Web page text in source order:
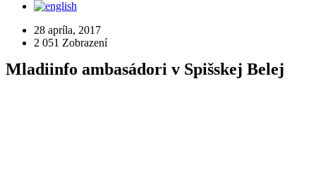
28 apríla, 2017
2 051 Zobrazení
Mladiinfo ambasádori v Spišskej Belej